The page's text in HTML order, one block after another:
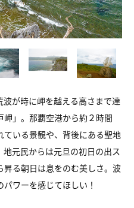
が時に岬を越える高さまで達
」。那覇空港から約２時間
いる景観や、背後にある聖地
地元民からは元旦の初日の出ス
る朝日は息をのむ美しさ。波
ワーを感じてほしい！